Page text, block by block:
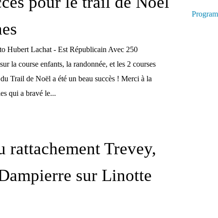
Hubert Lachat - Est Républicain Avec 250
la course enfants, la randonnée, et les 2 courses
Trail de Noël a été un beau succès ! Merci à la
qui a bravé le...
rattachement Trevey,
sur Linotte